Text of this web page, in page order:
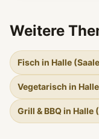
Weitere
Fisch in Halle
Vegetarisch in
Grill & BBQ in Halle